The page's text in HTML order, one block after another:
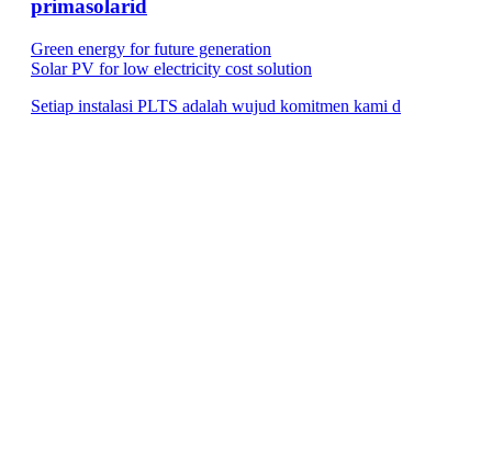
primasolarid
Green energy for future generation
Solar PV for low electricity cost solution
Setiap instalasi PLTS adalah wujud komitmen kami d